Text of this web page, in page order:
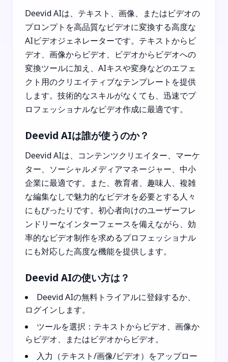
Deevid AIは、テキスト、画像、またはビデオの
プロンプトを高品質なビデオに変換する高度な
AIビデオジェネレーターです。テキストからビ
デオ、画像からビデオ、ビデオからビデオへの
変換ツールに加え、AIキスや変身などのエフェ
クト用のクリエイティブなテンプレートを提供
します。技術的なスキルがなくても、迅速でプ
ロフェッショナルなビデオ作成に最適です。
Deevid AIは誰が使うのか？
Deevid AIは、コンテンツクリエイター、マーケ
ター、ソーシャルメディアマネージャー、中小
企業に最適です。また、教育者、趣味人、複雑
な編集なしで魅力的なビデオを必要とする人々
にもぴったりです。初心者向けのユーザーフレ
ンドリーなインターフェースを備えながら、効
率的なビデオ制作を求めるプロフェッショナル
にも対応した高度な機能を提供します。
Deevid AIの使い方は？
Deevid AIの無料トライアルに登録するか、
ログインします。
ツールを選択：テキストからビデオ、画像か
らビデオ、またはビデオからビデオ。
入力（テキスト/画像/ビデオ）をアップロー